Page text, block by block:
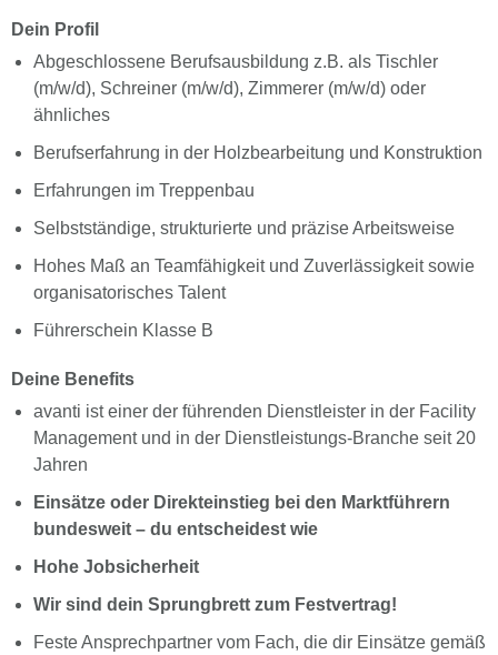
Dein Profil
Abgeschlossene Berufsausbildung z.B. als Tischler
(m/w/d), Schreiner (m/w/d), Zimmerer (m/w/d) oder
ähnliches
Berufserfahrung in der Holzbearbeitung und Konstruktion
Erfahrungen im Treppenbau
Selbstständige, strukturierte und präzise Arbeitsweise
Hohes Maß an Teamfähigkeit und Zuverlässigkeit sowie
organisatorisches Talent
Führerschein Klasse B
Deine Benefits
avanti ist einer der führenden Dienstleister in der Facility
Management und in der Dienstleistungs-Branche seit 20
Jahren
Einsätze oder Direkteinstieg bei den Marktführern
bundesweit – du entscheidest wie
Hohe Jobsicherheit
Wir sind dein Sprungbrett zum Festvertrag!
Feste Ansprechpartner vom Fach, die dir Einsätze gemäß